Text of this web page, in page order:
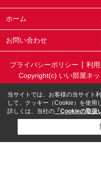
ホーム
お問い合わせ
プライバシーポリシー 利
Copyright(c) いい部屋ネ
当サイトでは、お客様の当サイト
して、クッキー（Cookie）を使用
詳しくは、当社の 「Cookieの取扱